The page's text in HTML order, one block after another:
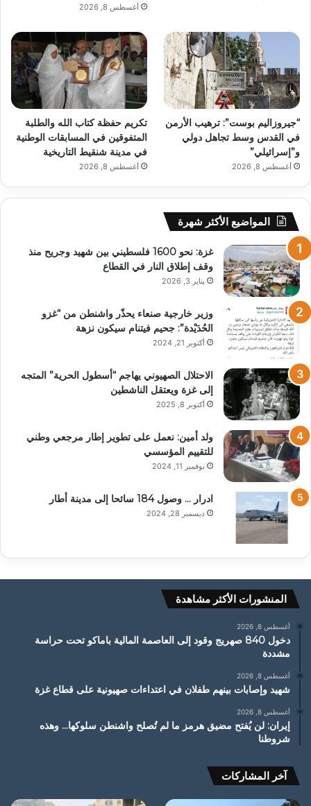
أغسطس 8, 2026
“جيروزاليم بوست”: ترهيب الأرمن
في القدس وسط تجاهل دولي
و”إسرائيلي”
أغسطس 8, 2026
تكريم حفظة كتاب الله والطلبة
المتفوقين في المسابقات الوطنية
في مدينة شنقيط التاريخية
أغسطس 8, 2026
المواضيع الأكثر شهرة
غزة: نحو 1600 فلسطيني بين شهيد وجريح منذ
وقف إطلاق النار في القطاع
يناير 3, 2026
وزير خارجية صنعاء يحذّر واشنطن من “غزو
الحُدَيْدة”: جحيم فيتنام سيكون نزهة
أكتوبر 21, 2024
الاحتلال الصهيوني يهاجم “أسطول الحرية” المتجه
إلى غزة ويعتقل الناشطين
أكتوبر 8, 2025
ولد أمين: نعمل على تطوير إطار مرجعي وطني
للتقييم المؤسسي
نوفمبر 11, 2024
ادرار … وصول 184 سائحا إلى مدينة أطار
ديسمبر 28, 2024
المنشورات الأكثر مشاهدة
أغسطس 8, 2026
دخول 840 صهريج وقود إلى العاصمة المالية باماكو تحت حراسة
مشددة
أغسطس 8, 2026
شهيد وإصابات بينهم طفلان في اعتداءات صهيونية على قطاع غزة
أغسطس 8, 2026
إيران: لن يُفتح مضيق هرمز ما لم تُصلح واشنطن سلوكها… وهذه
شروطنا
آخر المشاركات